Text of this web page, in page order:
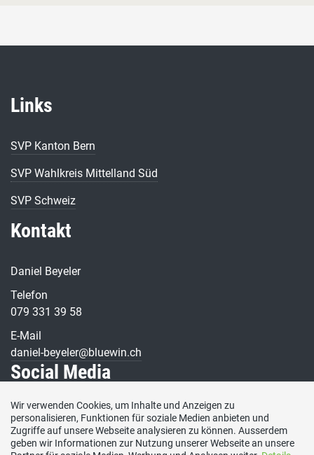
Links
SVP Kanton Bern
SVP Wahlkreis Mittelland Süd
SVP Schweiz
Kontakt
Daniel Beyeler
Telefon
079 331 39 58
E-Mail
daniel-beyeler@bluewin.ch
Social Media
Besuchen Sie uns bei:
Wir verwenden Cookies, um Inhalte und Anzeigen zu
personalisieren, Funktionen für soziale Medien anbieten und
Zugriffe auf unsere Webseite analysieren zu können. Ausserdem
geben wir Informationen zur Nutzung unserer Webseite an unsere